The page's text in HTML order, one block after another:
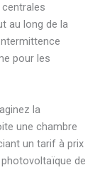
au long de la
pour les
la
une chambre
un tarif à prix
de